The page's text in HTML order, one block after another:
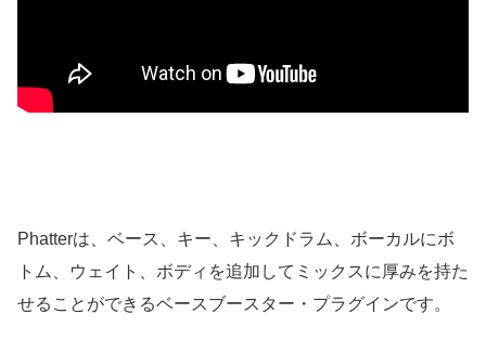
Phatterは、ベース、キー、キックドラム、ボーカルにボ
トム、ウェイト、ボディを追加してミックスに厚みを持た
せることができるベースブースター・プラグインです。